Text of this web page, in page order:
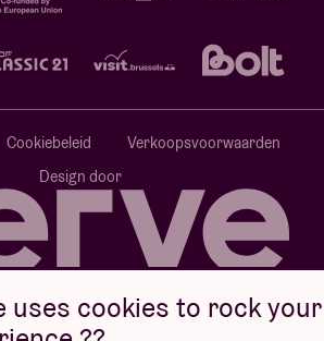
Cookiebeleid
Verkoopsvoorwaarden
Design door
Website door
uses cookies to rock your